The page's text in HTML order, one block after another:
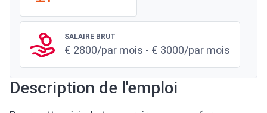
SALAIRE BRUT
€ 2800/par mois - € 3000/par mois
Description de l'emploi